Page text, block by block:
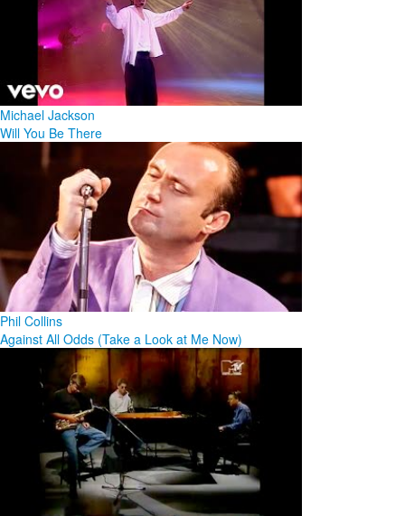
Michael Jackson
Will You Be There
Phil Collins
Against All Odds (Take a Look at Me Now)